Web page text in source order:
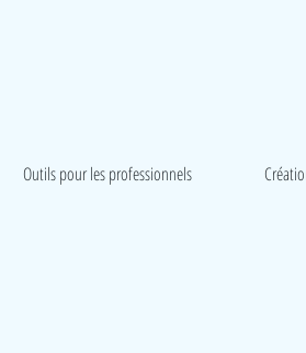
Outils pour les professionnels